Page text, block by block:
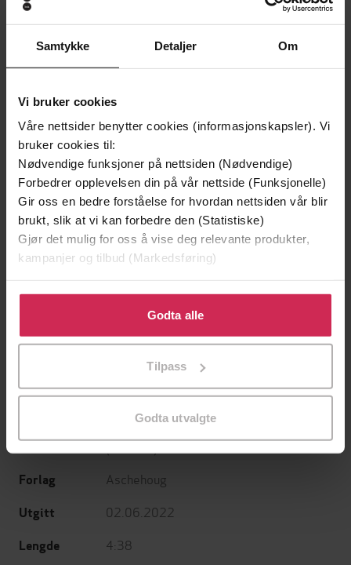
Samtykke Detaljer Om
Vi bruker cookies
Våre nettsider benytter cookies (informasjonskapsler). Vi
bruker cookies til:
Nødvendige funksjoner på nettsiden (Nødvendige)
Forbedrer opplevelsen din på vår nettside (Funksjonelle)
Gir oss en bedre forståelse for hvordan nettsiden vår blir
brukt, slik at vi kan forbedre den (Statistiske)
Gjør det mulig for oss å vise deg relevante produkter,
kampanjer og tilbud (Markedsføring)
Klikk på «Godta alle» for å gi oss ditt samtykke til å
bruke cookies for alle disse formålene. Du kan også
tilpasse ditt samtykke til spesifikke formål ved å klikke
Godta alle
Tilpass
Godta utvalgte
199,-
Per Petterson
Dag Solstad
Undertittel roman
Thure Erik Lund(forfatter),
(innleser)
Forlag Aschehoug
Utgitt 02.06.2022
Lengde 4:38